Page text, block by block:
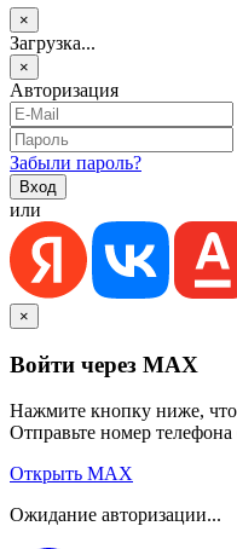
×
Загрузка...
×
Авторизация
Забыли пароль?
или
×
Войти через MAX
Нажмите кнопку ниже,
Отправьте номер
Открыть MAX
Ожидание авторизации...